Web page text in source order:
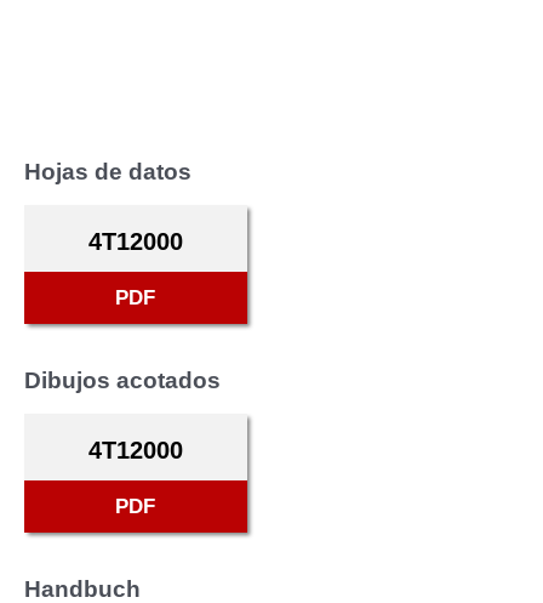
Hojas de datos
4T12000
PDF
Dibujos acotados
4T12000
PDF
Handbuch